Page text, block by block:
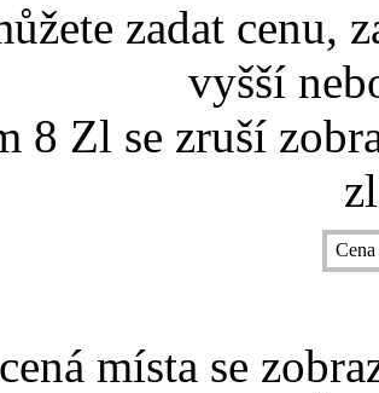
zadat cenu,
vyšší
8 Zl se zruší
místa se